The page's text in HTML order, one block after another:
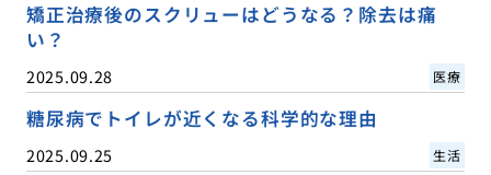
矯正治療後のスクリューはどうなる？除去は痛
い？
2025.09.28 医療
糖尿病でトイレが近くなる科学的な理由
2025.09.25 生活